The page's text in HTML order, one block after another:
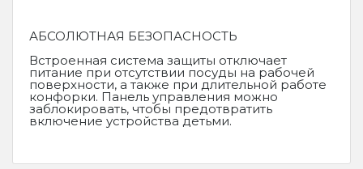
АБСОЛЮТНАЯ БЕЗОПАСНОСТЬ
Встроенная система защиты отключает
питание при отсутствии посуды на рабочей
поверхности, а также при длительной работе
конфорки. Панель управления можно
заблокировать, чтобы предотвратить
включение устройства детьми.